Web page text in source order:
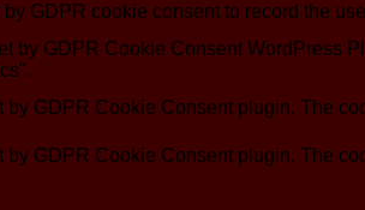
GDPR cookie consent to record the
by GDPR Cookie Consent WordPress
by GDPR Cookie Consent plugin. The
by GDPR Cookie Consent plugin. The